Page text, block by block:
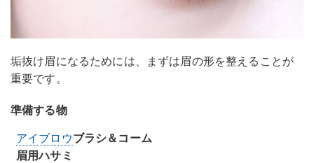
垢抜け眉になるためには、まずは眉の形を整えることが
重要です。
準備する物
アイブロウブラシ＆コーム
眉用ハサミ